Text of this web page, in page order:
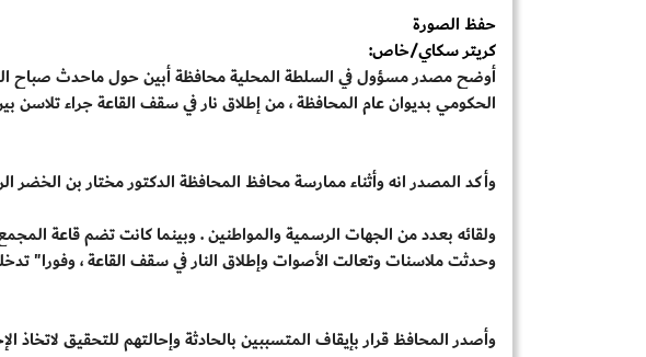
حفظ الصورة
كريتر سكاي/خاص:
أوضح مصدر مسؤول في السلطة المحلية محافظة أبين حول ماحدث صباح
الحكومي بديوان عام المحافظة ، من إطلاق نار في سقف القاعة جراء تلاسن
وأكد المصدر انه وأثناء ممارسة محافظ المحافظة الدكتور مختار بن الخضر
ولقائه بعدد من الجهات الرسمية والمواطنين . وبينما كانت تضم قاعة
وحدثت ملاسنات وتعالت الأصوات وإطلاق النار في سقف القاعة ، وفورا"
وأصدر المحافظ قرار بإيقاف المتسببين بالحادثة وإحالتهم للتحقيق لاتخاذ